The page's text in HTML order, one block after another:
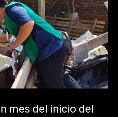
mes del inicio del